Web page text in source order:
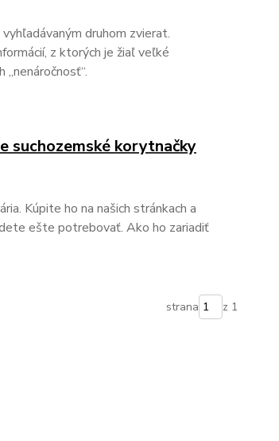
druhom zvierat.
z ktorých je žiaľ veľké
„nenáročnosť“.
suchozemské korytnačky
Kúpite ho na našich stránkach a
ešte potrebovať. Ako ho zariadiť
strana z 1